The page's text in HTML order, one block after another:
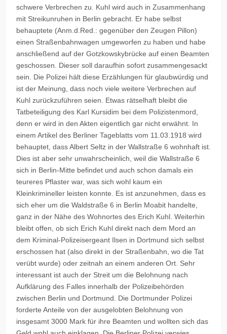
schwere Verbrechen zu. Kuhl wird auch in Zusammenhang
mit Streikunruhen in Berlin gebracht. Er habe selbst
behauptete (Anm.d.Red.: gegenüber den Zeugen Pillon)
einen Straßenbahnwagen umgeworfen zu haben und habe
anschließend auf der Gotzkowskybrücke auf einen Beamten
geschossen. Dieser soll daraufhin sofort zusammengesackt
sein. Die Polizei hält diese Erzählungen für glaubwürdig und
ist der Meinung, dass noch viele weitere Verbrechen auf
Kuhl zurückzuführen seien. Etwas rätselhaft bleibt die
Tatbeteiligung des Karl Kursidim bei dem Polizistenmord,
denn er wird in den Akten eigentlich gar nicht erwähnt. In
einem Artikel des Berliner Tageblatts vom 11.03.1918 wird
behauptet, dass Albert Seltz in der Wallstraße 6 wohnhaft ist.
Dies ist aber sehr unwahrscheinlich, weil die Wallstraße 6
sich in Berlin-Mitte befindet und auch schon damals ein
teureres Pflaster war, was sich wohl kaum ein
Kleinkrimineller leisten konnte. Es ist anzunehmen, dass es
sich eher um die Waldstraße 6 in Berlin Moabit handelte,
ganz in der Nähe des Wohnortes des Erich Kuhl. Weiterhin
bleibt offen, ob sich Erich Kuhl direkt nach dem Mord an
dem Kriminal-Polizeisergeant Ilsen in Dortmund sich selbst
erschossen hat (also direkt in der Straßenbahn, wo die Tat
verübt wurde) oder zeitnah an einem anderen Ort. Sehr
interessant ist auch der Streit um die Belohnung nach
Aufklärung des Falles innerhalb der Polizeibehörden
zwischen Berlin und Dortmund. Die Dortmunder Polizei
forderte Anteile von der ausgelobten Belohnung von
insgesamt 3000 Mark für ihre Beamten und wollten sich das